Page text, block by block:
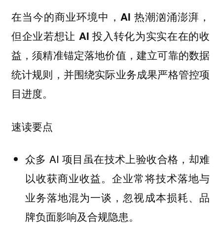
在当今的商业环境中，AI 热潮汹涌澎湃，
但企业若想让 AI 投入转化为实实在在的收
益，须精准锚定落地价值，建立可靠的数据
统计规则，并围绕实际业务成果严格管控项
目进度。
速读要点
众多 AI 项目虽在技术上验收合格，却难
以收获商业收益。企业常将技术落地与
业务落地混为一谈，忽视成本损耗、品
牌负面影响及合规隐患。